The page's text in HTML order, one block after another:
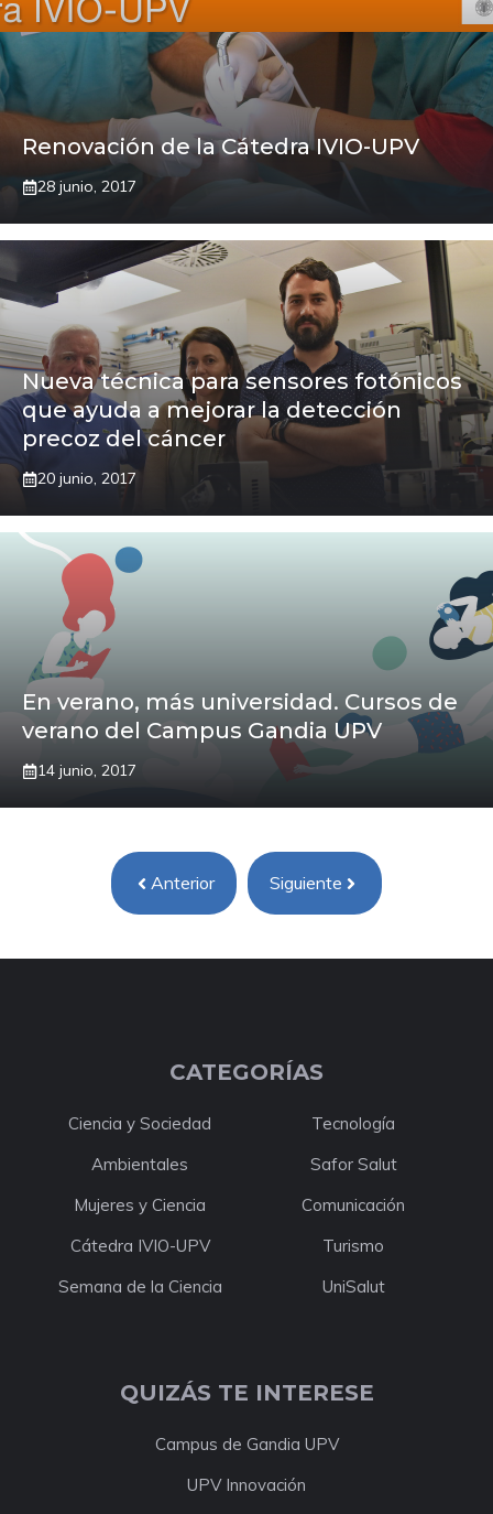
Renovación de la Cátedra IVIO-UPV
28 junio, 2017
Nueva técnica para sensores fotónicos
que ayuda a mejorar la detección
precoz del cáncer
20 junio, 2017
En verano, más universidad. Cursos de
verano del Campus Gandia UPV
14 junio, 2017
Anterior Siguiente
CATEGORÍAS
Ciencia y Sociedad
Tecnología
Ambientales
Safor Salut
Mujeres y Ciencia
Comunicación
Cátedra IVIO-UPV
Turismo
Semana de la Ciencia
UniSalut
QUIZÁS TE INTERESE
Campus de Gandia UPV
UPV Innovación